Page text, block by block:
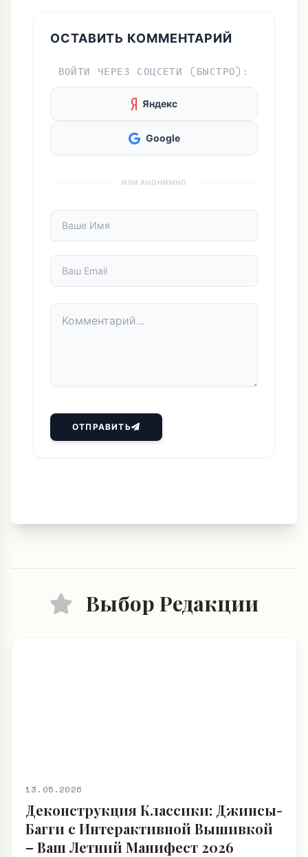
ОСТАВИТЬ КОММЕНТАРИЙ
ВОЙТИ ЧЕРЕЗ СОЦСЕТИ (БЫСТРО):
Яндекс
Google
ИЛИ АНОНИМНО
ОТПРАВИТЬ
Выбор Редакции
13.05.2026
Деконструкция Классики: Джинсы-
Багги с Интерактивной Вышивкой
– Ваш Летний Манифест 2026